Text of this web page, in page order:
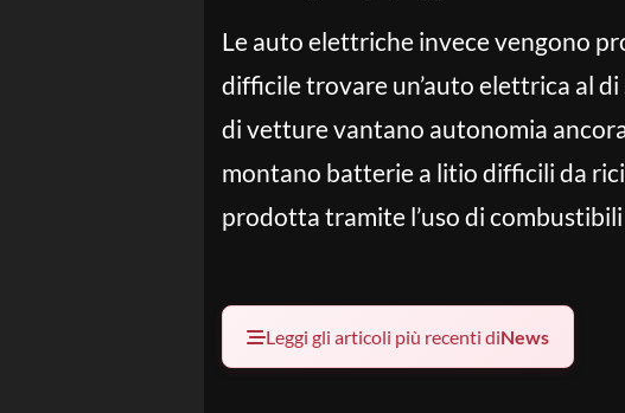
Le auto elettriche invece vengono
difficile trovare un’auto elettrica al
di vetture vantano autonomia
montano batterie a litio difficili da
prodotta tramite l’uso di
Leggi gli articoli più recenti diNews